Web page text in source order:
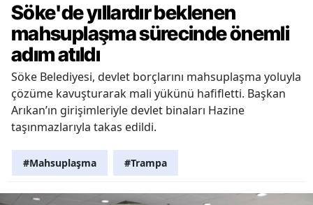
Söke'de yıllardır beklenen
mahsuplaşma sürecinde önemli
adım atıldı
Söke Belediyesi, devlet borçlarını mahsuplaşma yoluyla
çözüme kavuşturarak mali yükünü hafifletti. Başkan
Arıkan’ın girişimleriyle devlet binaları Hazine
taşınmazlarıyla takas edildi.
#Mahsuplaşma #Trampa